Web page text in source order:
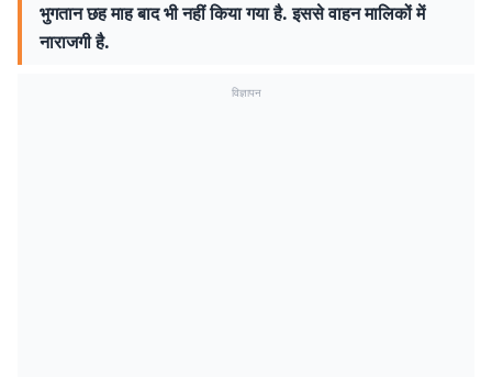
भुगतान छह माह बाद भी नहीं किया गया है. इससे वाहन मालिकों में
नाराजगी है.
विज्ञापन